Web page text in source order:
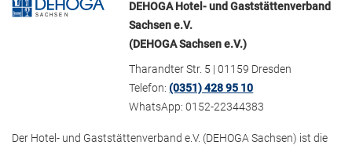
DEHOGA Hotel- und Gaststättenverband
Sachsen e.V.
(DEHOGA Sachsen e.V.)
Tharandter Str. 5 | 01159 Dresden
Telefon:(0351) 428 95 10
WhatsApp: 0152-22344383
Der Hotel- und Gaststättenverband e.V. (DEHOGA Sachsen) ist die